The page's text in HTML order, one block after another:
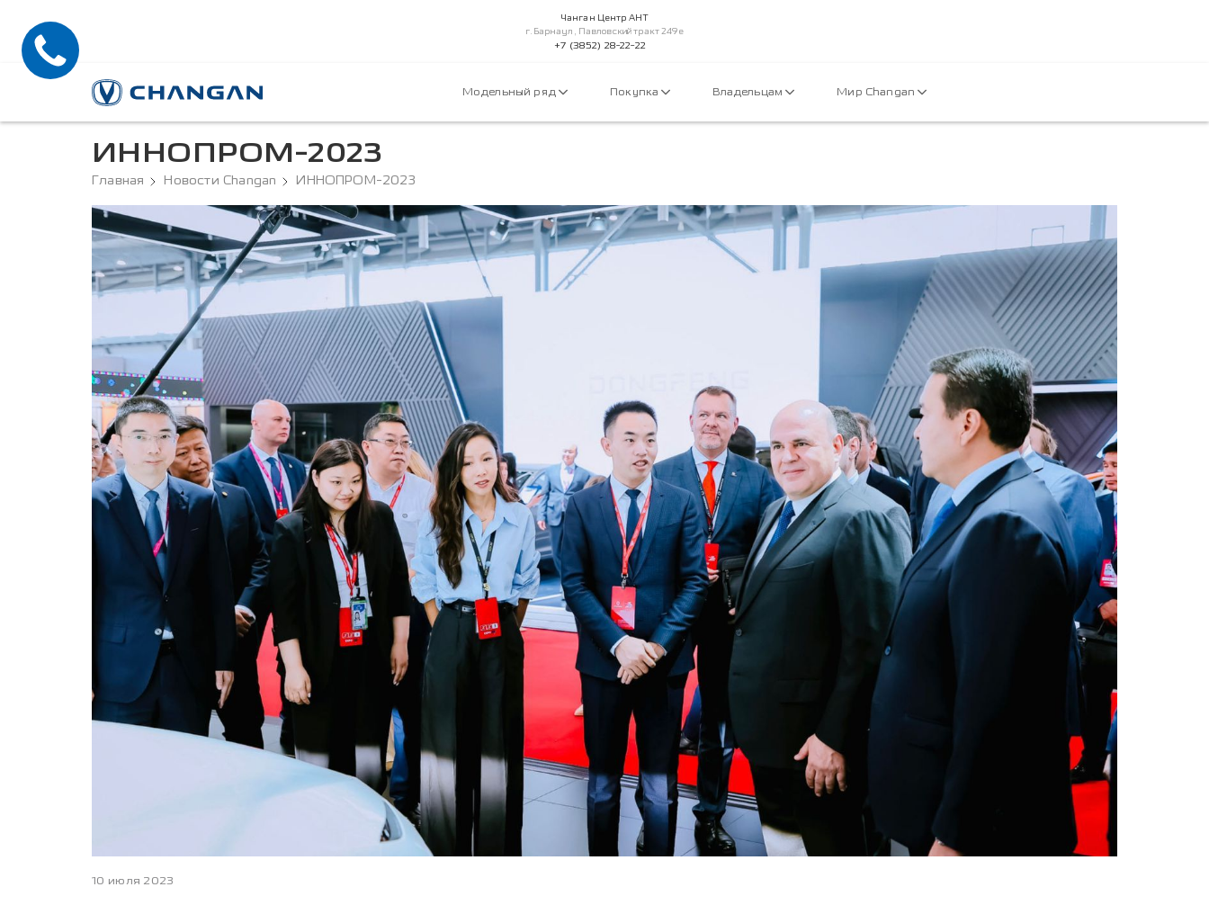
Чанган Центр АНТ
г.Барнаул, Павловский тракт 249е
+7 (3852) 28-22-22
Модельный ряд Покупка Владельцам Мир Changan
ИННОПРОМ-2023
Главная Новости Changan ИННОПРОМ-2023
10 июля 2023